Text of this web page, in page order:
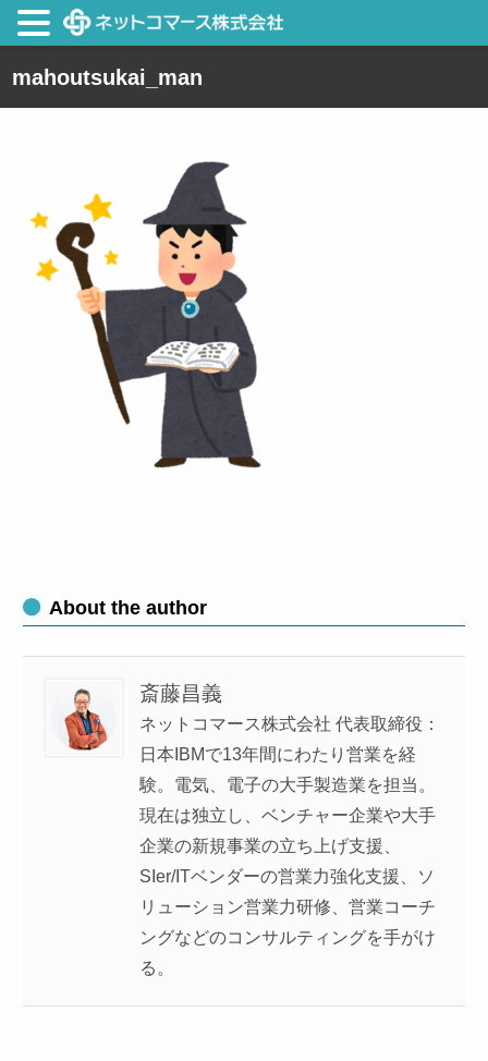
mahoutsukai_man
About the author
斎藤昌義
ネットコマース株式会社 代表取締役：
日本IBMで13年間にわたり営業を経
験。電気、電子の大手製造業を担当。
現在は独立し、ベンチャー企業や大手
企業の新規事業の立ち上げ支援、
SIer/ITベンダーの営業力強化支援、ソ
リューション営業力研修、営業コーチ
ングなどのコンサルティングを手がけ
る。